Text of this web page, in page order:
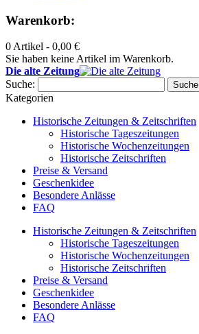
Warenkorb:
0 Artikel - 0,00 €
Sie haben keine Artikel im Warenkorb.
Die alte Zeitung
Suche:
Suche
Kategorien
Historische Zeitungen & Zeitschriften
Historische Tageszeitungen
Historische Wochenzeitungen
Historische Zeitschriften
Preise & Versand
Geschenkidee
Besondere Anlässe
FAQ
Historische Zeitungen & Zeitschriften
Historische Tageszeitungen
Historische Wochenzeitungen
Historische Zeitschriften
Preise & Versand
Geschenkidee
Besondere Anlässe
FAQ